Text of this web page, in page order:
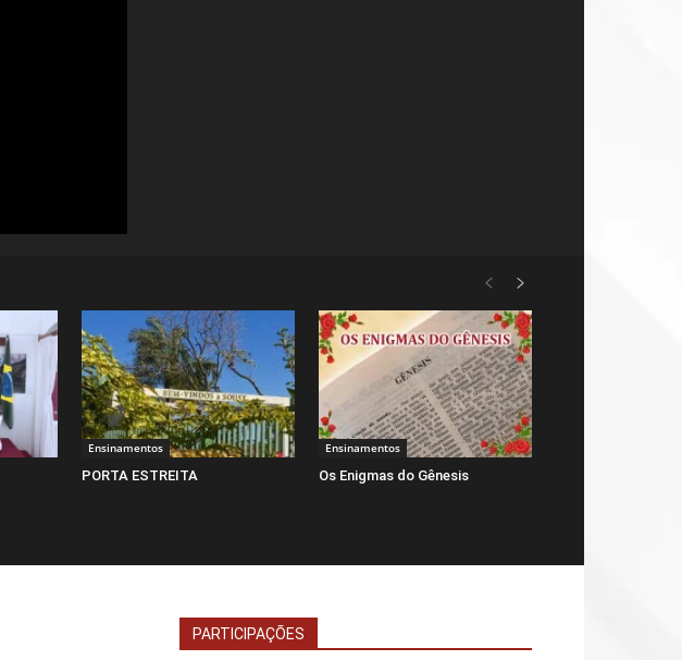
Ensinamentos
PORTA ESTREITA
Ensinamentos
Os Enigmas do Gênesis
PARTICIPAÇÕES